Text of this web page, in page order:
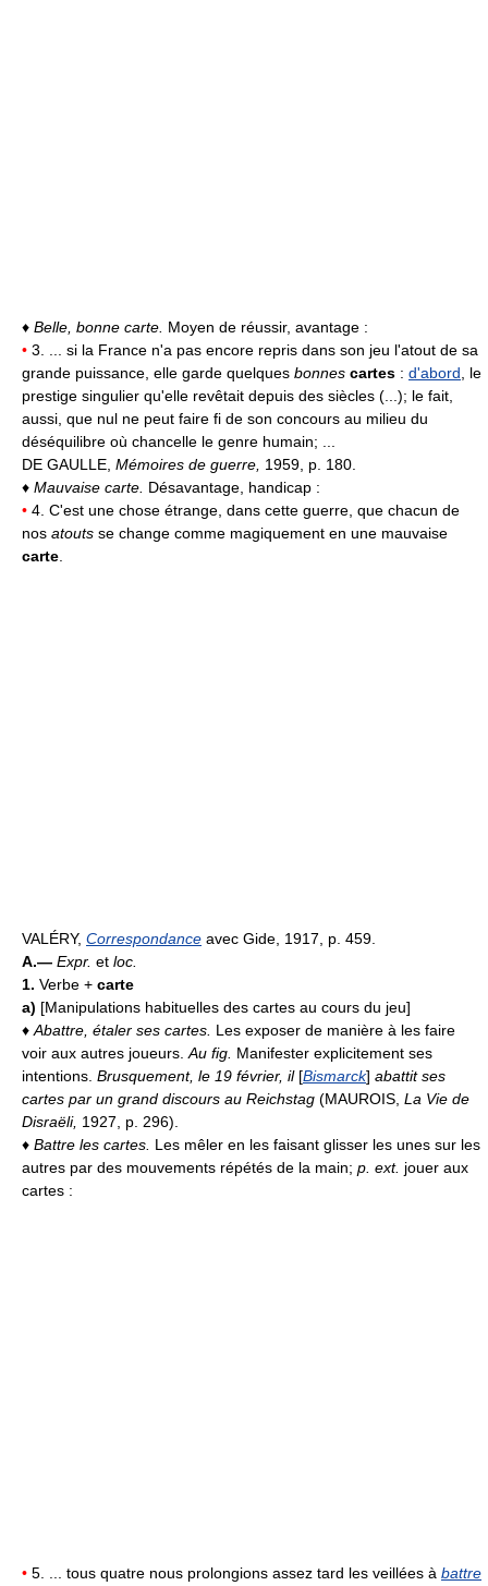
♦ Belle, bonne carte. Moyen de réussir, avantage :
• 3. ... si la France n'a pas encore repris dans son jeu l'atout de sa
grande puissance, elle garde quelques bonnes cartes : d'abord, le
prestige singulier qu'elle revêtait depuis des siècles (...); le fait,
aussi, que nul ne peut faire fi de son concours au milieu du
déséquilibre où chancelle le genre humain; ...
DE GAULLE, Mémoires de guerre, 1959, p. 180.
♦ Mauvaise carte. Désavantage, handicap :
• 4. C'est une chose étrange, dans cette guerre, que chacun de
nos atouts se change comme magiquement en une mauvaise
carte.
VALÉRY, Correspondance avec Gide, 1917, p. 459.
A.— Expr. et loc.
1. Verbe + carte
a) [Manipulations habituelles des cartes au cours du jeu]
♦Abattre, étaler ses cartes. Les exposer de manière à les faire
voir aux autres joueurs.Au fig. Manifester explicitement ses
intentions. Brusquement, le 19 février, il[Bismarck] abattit ses
cartes par un grand discours au Reichstag (MAUROIS, La Vie de
Disraëli, 1927, p. 296).
♦ Battre les cartes. Les mêler en les faisant glisser les unes sur les
autres par des mouvements répétés de la main; p. ext. jouer aux
cartes :
• 5. ... tous quatre nous prolongions assez tard les veillées à battre